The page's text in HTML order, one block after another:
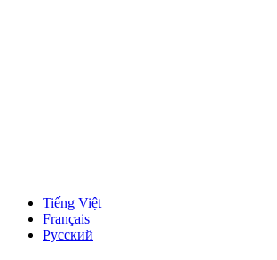
Tiếng Việt
Français
Русский